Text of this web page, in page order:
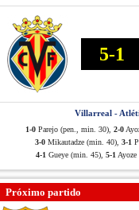
5-1
Villarreal -
1-0 Parejo (pen., min. 30), 2-0
3-0 Mikautadze (min. 40), 3-1
4-1 Gueye (min. 45), 5-1
Próximo partido